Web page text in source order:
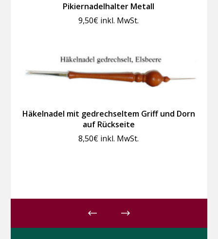
Pikiernadelhalter Metall
9,50€ inkl. MwSt.
Häkelnadel mit gedrechseltem Griff und Dorn
auf Rückseite
8,50€ inkl. MwSt.